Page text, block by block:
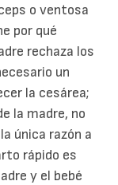
o ventosa
por qué
rechaza los
un
la cesárea;
la madre, no
única razón a
rápido es
y el bebé